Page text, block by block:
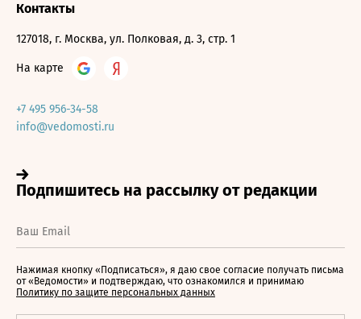
Контакты
127018, г. Москва, ул. Полковая, д. 3, стр. 1
На карте
+7 495 956-34-58
info@vedomosti.ru
Нажимая кнопку «Подписаться», я даю свое согласие получать письма
от «Ведомости» и подтверждаю, что ознакомился и принимаю
Политику по защите персональных данных